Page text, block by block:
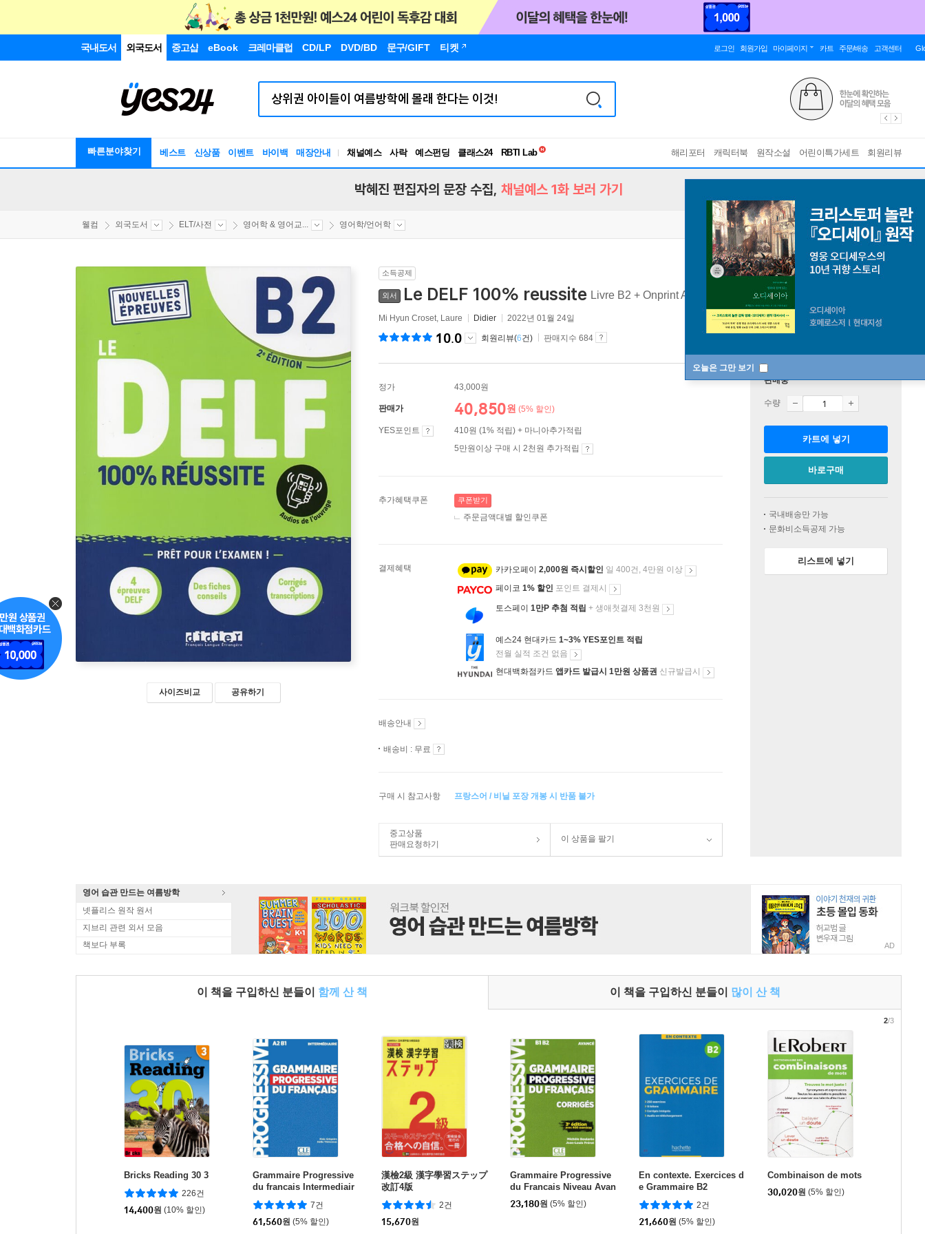
국내도서 외국도서 중고샵 eBook 크레마클럽 CD/LP DVD/BD 문구/GIFT 티켓 로그인 회원가입 마이페이지 카트 주문/배송 고객센터
빠른분야찾기 베스트 신상품 이벤트 바이백 매장안내 채널예스 사락 예스펀딩 클래스24
독서유형검사
해리포터 캐릭터북 원작소설 어린이특가세트 회원리뷰
오늘은 그만 보기
박혜진 편집자의 문장 수집, 채널예스 1화 보러 가기
웰컴 외국도서 ELT/사전 영어학 & 영어교... 영어학/언어학
사이즈비교 공유하기
소득공제
외서 Le DELF 100% reussite Livre B2 + Onprint App [ Didierfle.app 적용 ] 바인딩 & 에디션 안내
Mi Hyun Croset, Laure Didier 2022년 01월 24일
10.0 회원리뷰(6건) 판매지수 684
정가 43,000원
판매가 40,850원 (5% 할인)
YES포인트
410원 (1% 적립) + 마니아추가적립
5만원이상 구매 시 2천원 추가적립
추가혜택쿠폰 쿠폰받기
주문금액대별 할인쿠폰
결제혜택 카카오페이 2,000원 즉시할인 일 400건, 4만원 이상
페이코 1% 할인 포인트 결제시
토스페이 1만P 추첨 적립 + 생애첫결제 3천원
예스24 현대카드 1~3% YES포인트 적립
전월 실적 조건 없음
현대백화점카드 앱카드 발급시 1만원 상품권 신규발급시
배송안내
배송비 : 무료
구매 시 참고사항 프랑스어 / 비닐 포장 개봉 시 반품 불가
중고상품
판매요청하기
이 상품을 팔기
판매중
수량
카트에 넣기
바로구매
국내배송만 가능
문화비소득공제 가능
리스트에 넣기
영어 습관 만드는 여름방학
넷플리스 원작 원서
지브리 관련 외서 모음
책보다 부록
AD
이 책을 구입하신 분들이 함께 산 책 이 책을 구입하신 분들이 많이 산 책
Bricks Reading 30 3
226건
14,400원 (10% 할인)
Grammaire Progressive
du francais Intermediair
e. Livre (+CD, Appli-web)
7건
61,560원 (5% 할인)
漢檢2級 漢字學習ステップ
改訂4版
2건
15,670원
Grammaire Progressive
du Francais Niveau Avan
ce. Corriges
23,180원 (5% 할인)
En contexte. Exercices d
e Grammaire B2
2건
21,660원 (5% 할인)
Combinaison de mots
30,020원 (5% 할인)
2/3